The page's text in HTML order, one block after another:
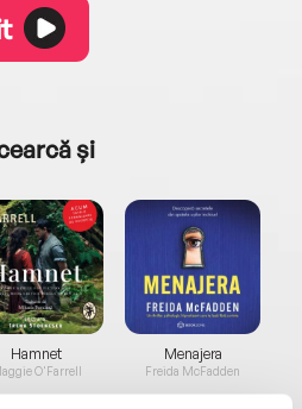
și
Hamnet
O'Farrell
Menajera
Freida McFadden